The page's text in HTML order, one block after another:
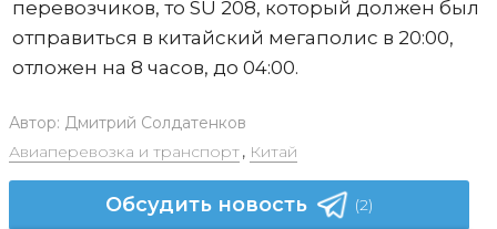
перевозчиков, то SU 208, который должен был
отправиться в китайский мегаполис в 20:00,
отложен на 8 часов, до 04:00.
Автор: Дмитрий Солдатенков
Авиаперевозка и транспорт, Китай
Обсудить новость (2)